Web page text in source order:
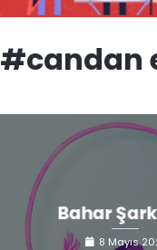
#candan
Bahar
8 Mayıs